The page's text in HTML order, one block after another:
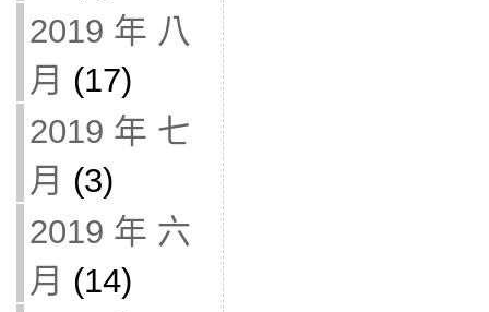
2019 年 八
月 (17)
2019 年 七
月 (3)
2019 年 六
月 (14)